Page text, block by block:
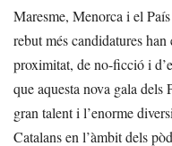
Maresme, Menorca i el
rebut més candidatures
proximitat, de no-ficció i
que aquesta nova gala dels
gran talent i l’enorme
Catalans en l’àmbit dels